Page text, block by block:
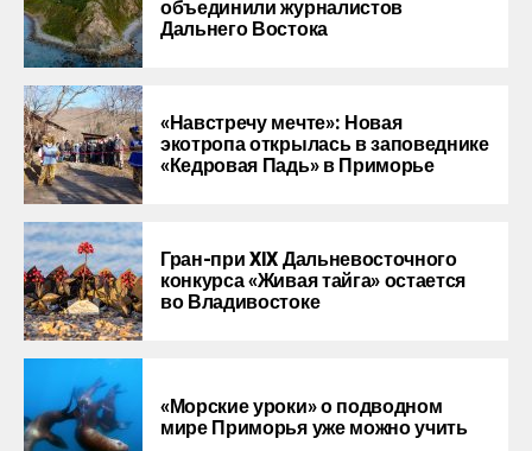
объединили журналистов
Дальнего Востока
«Навстречу мечте»: Новая
экотропа открылась в заповеднике
«Кедровая Падь» в Приморье
Гран-при XIX Дальневосточного
конкурса «Живая тайга» остается
во Владивостоке
«Морские уроки» о подводном
мире Приморья уже можно учить